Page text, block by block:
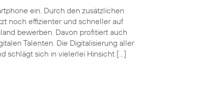
ein. Durch den zusätzlichen
noch effizienter und schneller auf
bewerben. Davon profitiert auch
Talenten. Die Digitalisierung aller
schlägt sich in vielerlei Hinsicht […]